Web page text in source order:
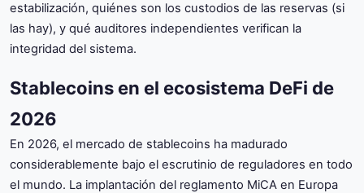
estabilización, quiénes son los custodios de las reservas (si
las hay), y qué auditores independientes verifican la
integridad del sistema.
Stablecoins en el ecosistema DeFi de
2026
En 2026, el mercado de stablecoins ha madurado
considerablemente bajo el escrutinio de reguladores en todo
el mundo. La implantación del reglamento MiCA en Europa